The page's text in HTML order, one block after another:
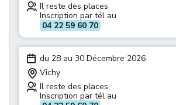
Il reste des places
Inscription par tél au
04 22 59 60 70
du 28 au 30 Décembre 2026
Vichy
Il reste des places
Inscription par tél au